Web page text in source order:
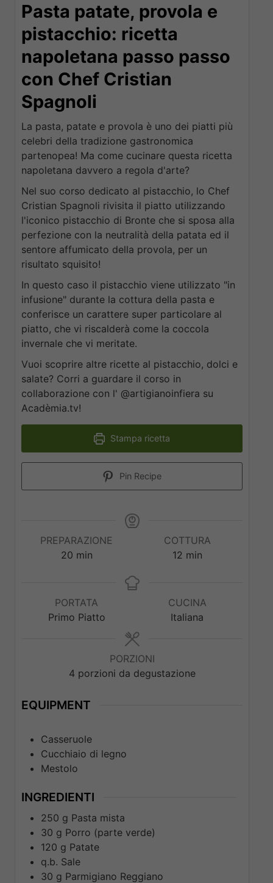
Pasta patate, provola e
pistacchio: ricetta
napoletana passo passo
con Chef Cristian
Spagnoli
La pasta, patate e provola è uno dei piatti più
celebri della tradizione gastronomica
partenopea! Ma come cucinare questa ricetta
napoletana davvero a regola d'arte?
Nel suo corso dedicato al pistacchio, lo Chef
Cristian Spagnoli rivisita il piatto utilizzando
l'iconico pistacchio di Bronte che si sposa alla
perfezione con la neutralità della patata ed il
sentore affumicato della provola, per un
risultato squisito!
In questo caso il pistacchio viene utilizzato "in
infusione" durante la cottura della pasta e
conferisce un carattere super particolare al
piatto, che vi riscalderà come la coccola
invernale che vi meritate.
Vuoi scoprire altre ricette al pistacchio, dolci e
salate? Corri a guardare il corso in
collaborazione con l' @artigianoinfiera su
Acadèmia.tv!
Stampa ricetta
Pin Recipe
PREPARAZIONE
20 min
COTTURA
12 min
PORTATA
Primo Piatto
CUCINA
Italiana
PORZIONI
4 porzioni da degustazione
EQUIPMENT
Casseruole
Cucchiaio di legno
Mestolo
INGREDIENTI
250 g Pasta mista
30 g Porro (parte verde)
120 g Patate
q.b. Sale
30 g Parmigiano Reggiano